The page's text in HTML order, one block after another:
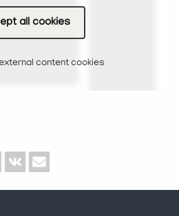
all cookies
content cookies